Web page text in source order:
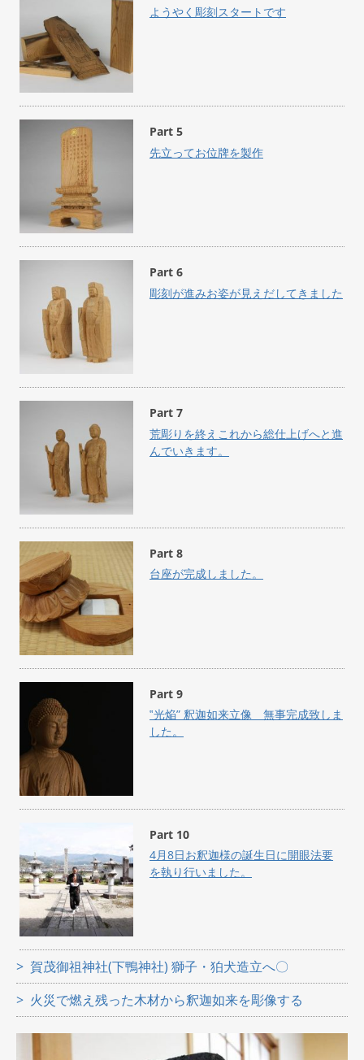
ようやく彫刻スタートです
Part 5
先立ってお位牌を製作
Part 6
彫刻が進みお姿が見えだしてきました
Part 7
荒彫りを終えこれから総仕上げへと進
んでいきます。
Part 8
台座が完成しました。
Part 9
‟光焔” 釈迦如来立像 無事完成致しま
した。
Part 10
4月8日お釈迦様の誕生日に開眼法要
を執り行いました。
賀茂御祖神社(下鴨神社) 獅子・狛犬造立へ〇
火災で燃え残った木材から釈迦如来を彫像する